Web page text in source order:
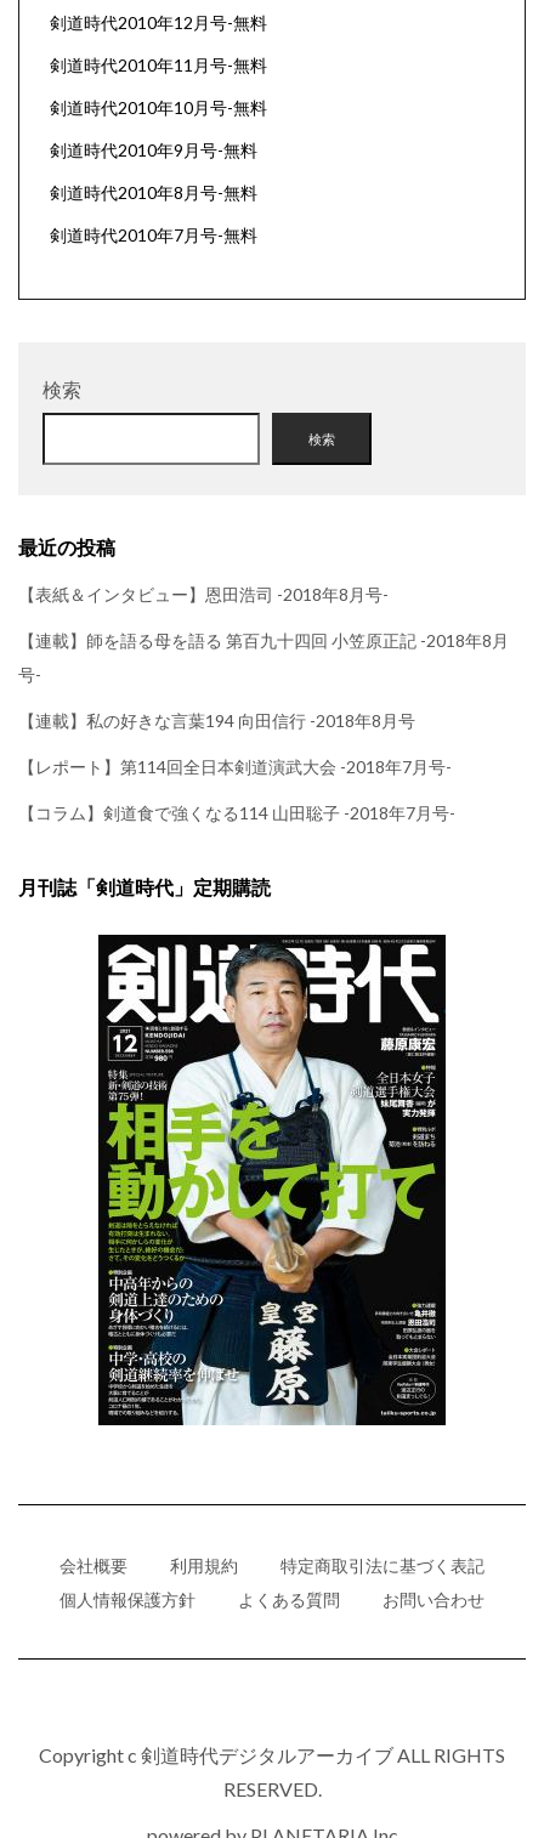
剣道時代2010年12月号-無料
剣道時代2010年11月号-無料
剣道時代2010年10月号-無料
剣道時代2010年9月号-無料
剣道時代2010年8月号-無料
剣道時代2010年7月号-無料
検索
検索
最近の投稿
【表紙＆インタビュー】恩田浩司 -2018年8月号-
【連載】師を語る母を語る 第百九十四回 小笠原正記 -2018年8月
号-
【連載】私の好きな言葉194 向田信行 -2018年8月号
【レポート】第114回全日本剣道演武大会 -2018年7月号-
【コラム】剣道食で強くなる114 山田聡子 -2018年7月号-
月刊誌「剣道時代」定期購読
会社概要 利用規約
特定商取引法に基づく表記
個人情報保護方針
よくある質問 お問い合わせ
Copyright c 剣道時代デジタルアーカイブ ALL RIGHTS
RESERVED.